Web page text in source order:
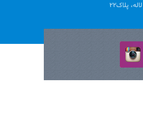
پلاک22